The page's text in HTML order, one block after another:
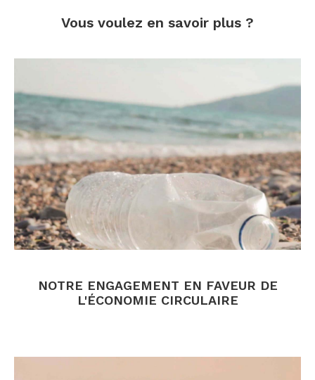
Vous voulez en savoir plus ?
NOTRE ENGAGEMENT EN FAVEUR DE
L'ÉCONOMIE CIRCULAIRE